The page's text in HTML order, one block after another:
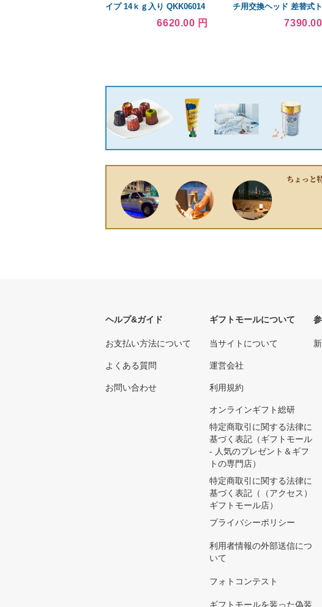
イプ 14ｋｇ入り QKK06014
6620.00 円
チ用交換ヘッド 差替式
クレンチラチェットめが
ヘッドセット 4点セット
ヘルプ&ガイド
お支払い方法について
よくある質問
お問い合わせ
ギフトモールについて
当サイトについて
運営会社
利用規約
オンラインギフト総研
特定商取引に関する法律に
基づく表記（ギフトモール
- 人気のプレゼント＆ギフ
トの専門店）
特定商取引に関する法律に
基づく表記（（アクセス）
ギフトモール店）
プライバシーポリシー
利用者情報の外部送信につ
いて
フォトコンテスト
ギフトモールを装った偽装